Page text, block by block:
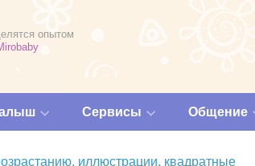
опытом
Сервисы Общение
иллюстрации, квадратные